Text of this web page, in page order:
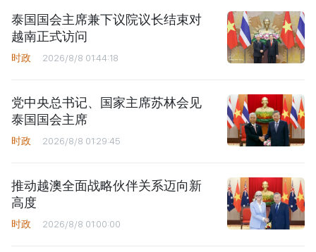
泰国国会主席兼下议院议长结束对
越南正式访问
时政 2026/8/8 01:44:18
党中央总书记、国家主席苏林会见
泰国国会主席
时政 2026/8/8 01:29:45
推动越澳全面战略伙伴关系迈向新
高度
时政 2026/8/8 01:00:00